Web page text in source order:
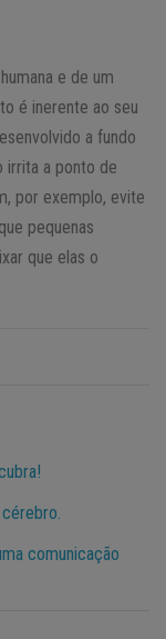
e de um
é inerente ao seu
a fundo
irrita a ponto de
por exemplo, evite
pequenas
que elas o
comunicação